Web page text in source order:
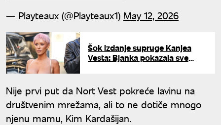
— Playteaux (@Playteaux1) May 12, 2026
Šok izdanje supruge Kanjea
Vesta: Bjanka pokazala sve
Nije prvi put da Nort Vest pokreće lavinu na
društvenim mrežama, ali to ne dotiče mnogo
njenu mamu, Kim Kardašijan.